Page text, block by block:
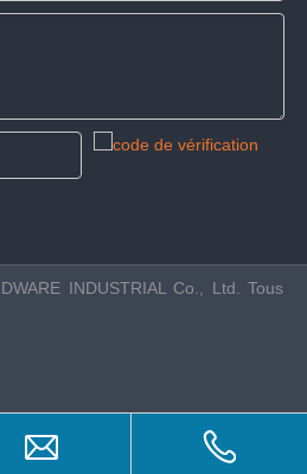
Product Inquiry
INDUSTRIAL Co., Ltd. Tous